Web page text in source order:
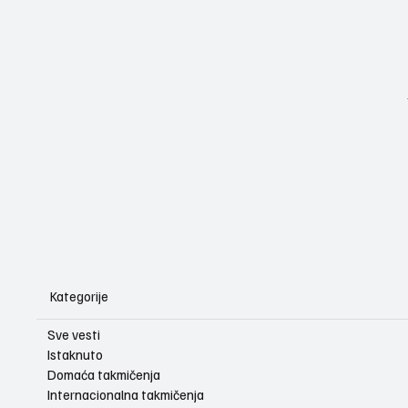
Kategorije
Sve vesti
Istaknuto
Domaća takmičenja
Internacionalna takmičenja